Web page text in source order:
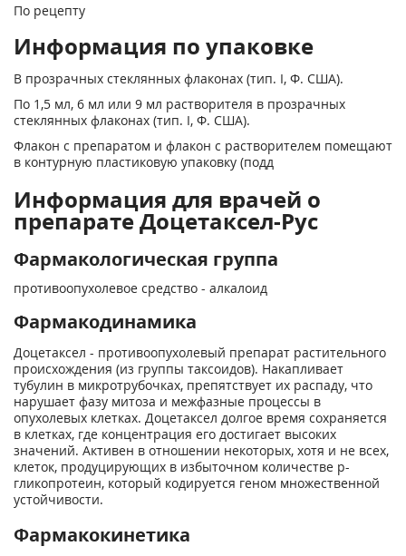
По рецепту
Информация по упаковке
В прозрачных стеклянных флаконах (тип. I, Ф. США).
По 1,5 мл, 6 мл или 9 мл растворителя в прозрачных
стеклянных флаконах (тип. I, Ф. США).
Флакон с препаратом и флакон с растворителем помещают
в контурную пластиковую упаковку (подд
Информация для врачей о
препарате Доцетаксел-Рус
Фармакологическая группа
противоопухолевое средство - алкалоид
Фармакодинамика
Доцетаксел - противоопухолевый препарат растительного
происхождения (из группы таксоидов). Накапливает
тубулин в микротрубочках, препятствует их распаду, что
нарушает фазу митоза и межфазные процессы в
опухолевых клетках. Доцетаксел долгое время сохраняется
в клетках, где концентрация его достигает высоких
значений. Активен в отношении некоторых, хотя и не всех,
клеток, продуцирующих в избыточном количестве р-
гликопротеин, который кодируется геном множественной
устойчивости.
Фармакокинетика